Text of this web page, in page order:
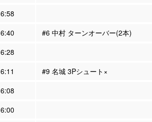
6:58
6:40
#6 中村 ターンオーバー(2本)
6:28
6:11
#9 名城 3Pシュート×
6:08
6:00